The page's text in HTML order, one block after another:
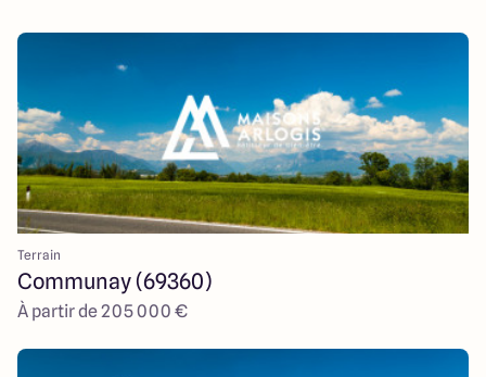
Terrain
Communay (69360)
À partir de 205 000 €